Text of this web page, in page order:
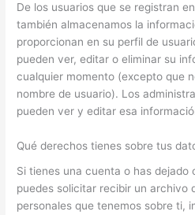
De los usuarios que se registran
también almacenamos la
proporcionan en su perfil de
pueden ver, editar o eliminar su
cualquier momento (excepto que
nombre de usuario). Los
pueden ver y editar esa
Qué derechos tienes sobre tus
Si tienes una cuenta o has dejado
puedes solicitar recibir un archivo
personales que tenemos sobre ti,